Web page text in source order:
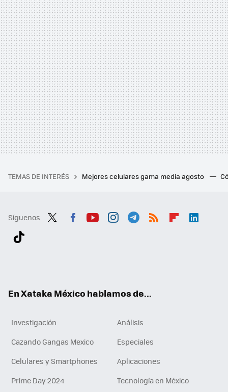
TEMAS DE INTERÉS Mejores celulares gama media agosto
Síguenos
En Xataka México hablamos de...
Investigación
Análisis
Cazando Gangas Mexico
Especiales
Celulares y Smartphones
Aplicaciones
Prime Day 2024
Tecnología en México